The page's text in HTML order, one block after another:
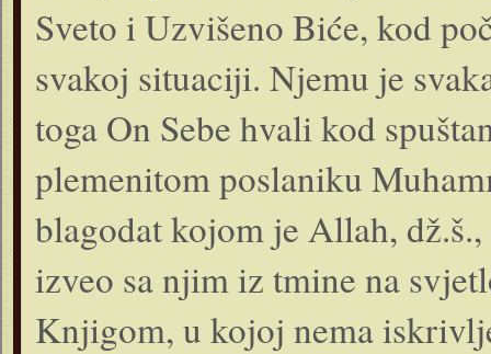
Sveto i Uzvišeno Biće, kod
svakoj situaciji. Njemu je
toga On Sebe hvali kod
plemenitom poslaniku
blagodat kojom je Allah,
izveo sa njim iz tmine na
Knjigom, u kojoj nema